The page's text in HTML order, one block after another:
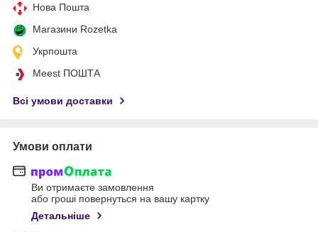
Нова Пошта
Магазини Rozetka
Укрпошта
Meest ПОШТА
Всі умови доставки
Умови оплати
Ви отримаєте замовлення
або гроші повернуться на вашу картку
Детальніше